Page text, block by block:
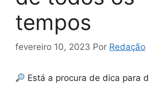
tempos
fevereiro 10, 2023 Por Redação
Está a procura de dica para